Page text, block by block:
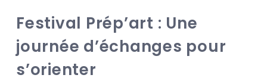
Festival Prép’art : Une
journée d’échanges pour
s’orienter